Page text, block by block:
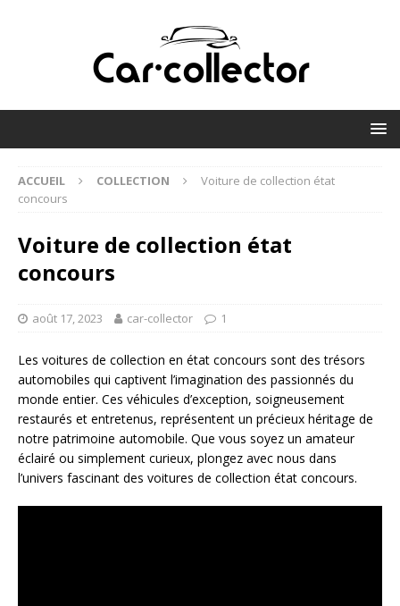
ACCUEIL COLLECTION
Voiture de collection état
concours
Voiture de collection état
concours
août 17, 2023 car-collector 1
Les voitures de collection en état concours sont des trésors
automobiles qui captivent l’imagination des passionnés du
monde entier. Ces véhicules d’exception, soigneusement
restaurés et entretenus, représentent un précieux héritage de
notre patrimoine automobile. Que vous soyez un amateur
éclairé ou simplement curieux, plongez avec nous dans
l’univers fascinant des voitures de collection état concours.